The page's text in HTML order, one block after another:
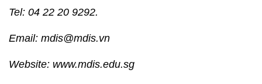
Tel: 04 22 20 9292.
Email: mdis@mdis.vn
Website: www.mdis.edu.sg